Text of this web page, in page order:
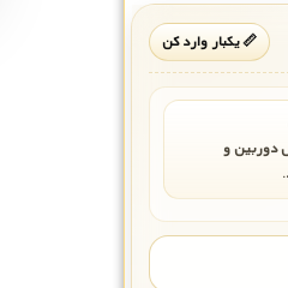
📏 یکبار وارد کن
دوربین و